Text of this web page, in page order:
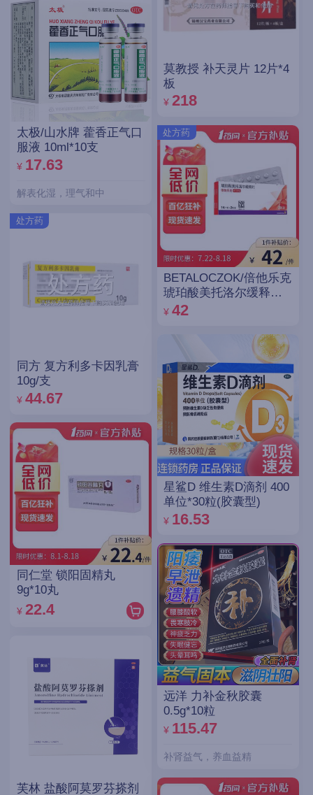
太极/山水牌 藿香正气口
服液 10ml*10支
¥ 17.63
解表化湿，理气和中
处方药
同方 复方利多卡因乳膏
10g/支
¥ 44.67
同仁堂 锁阳固精丸
9g*10丸
¥ 22.4
芙林 盐酸阿莫罗芬搽剂
莫教授 补天灵片 12片*4
板
¥ 218
处方药
BETALOCZOK/倍他乐克
琥珀酸美托洛尔缓释片
47.5mg*14片*2板
¥ 42
星鲨D 维生素D滴剂 400
单位*30粒(胶囊型)
¥ 16.53
远洋 力补金秋胶囊
0.5g*10粒
¥ 115.47
补肾益气，养血益精